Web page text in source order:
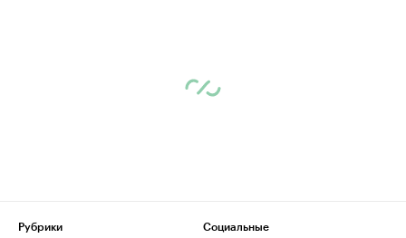
Рубрики
Социальные